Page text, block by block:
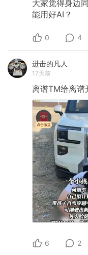
大家觉得身边
能用好AI？
0 4
进击的凡人
17天前
离谱TM给离谱
6 2